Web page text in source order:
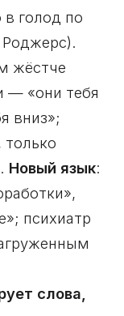
в голод по
жёстче
— «они тебя
вниз»;
только
Новый язык:
психиатр
слова,